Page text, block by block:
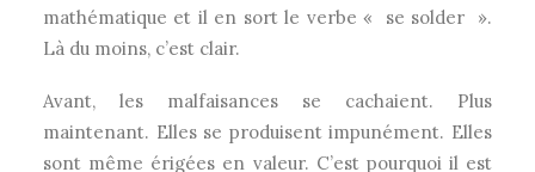
mathématique et il en sort le verbe « se solder ».
Là du moins, c’est clair.
Avant, les malfaisances se cachaient. Plus
maintenant. Elles se produisent impunément. Elles
sont même érigées en valeur. C’est pourquoi il est